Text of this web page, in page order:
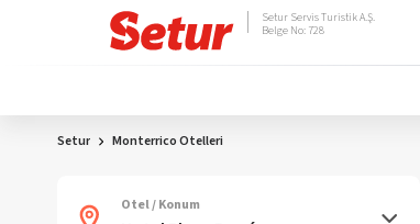
Setur Servis Turistik A.Ş.
Belge No: 728
Setur Monterrico Otelleri
Otel / Konum